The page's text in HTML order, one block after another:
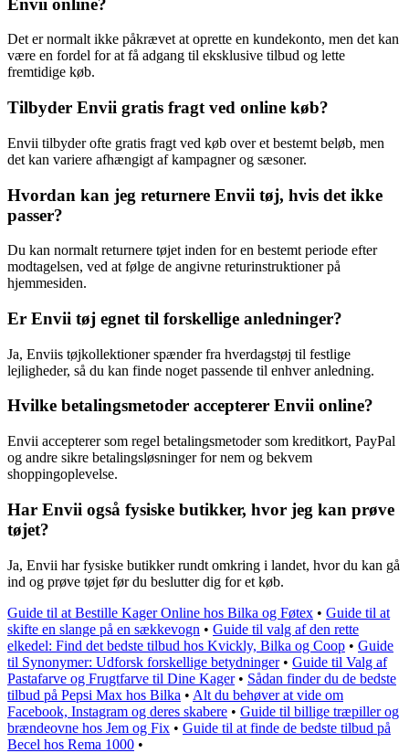
Det er normalt ikke påkrævet at oprette en kundekonto, men det kan
være en fordel for at få adgang til eksklusive tilbud og lette
fremtidige køb.
Tilbyder Envii gratis fragt ved online køb?
Envii tilbyder ofte gratis fragt ved køb over et bestemt beløb, men
det kan variere afhængigt af kampagner og sæsoner.
Hvordan kan jeg returnere Envii tøj, hvis det ikke
passer?
Du kan normalt returnere tøjet inden for en bestemt periode efter
modtagelsen, ved at følge de angivne returinstruktioner på
hjemmesiden.
Er Envii tøj egnet til forskellige anledninger?
Ja, Enviis tøjkollektioner spænder fra hverdagstøj til festlige
lejligheder, så du kan finde noget passende til enhver anledning.
Hvilke betalingsmetoder accepterer Envii online?
Envii accepterer som regel betalingsmetoder som kreditkort, PayPal
og andre sikre betalingsløsninger for nem og bekvem
shoppingoplevelse.
Har Envii også fysiske butikker, hvor jeg kan prøve
tøjet?
Ja, Envii har fysiske butikker rundt omkring i landet, hvor du kan gå
ind og prøve tøjet før du beslutter dig for et køb.
Guide til at Bestille Kager Online hos Bilka og Føtex • Guide til at
skifte en slange på en sækkevogn • Guide til valg af den rette
elkedel: Find det bedste tilbud hos Kvickly, Bilka og Coop • Guide
til Synonymer: Udforsk forskellige betydninger• Guide til Valg af
Pastafarve og Frugtfarve til Dine Kager• Sådan finder du de bedste
tilbud på Pepsi Max hos Bilka • Alt du behøver at vide om
Facebook, Instagram og deres skabere • Guide til billige træpiller og
brændeovne hos Jem og Fix • Guide til at finde de bedste tilbud på
Becel hos Rema 1000 •